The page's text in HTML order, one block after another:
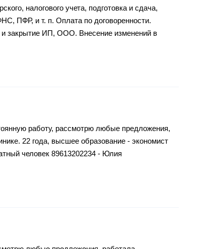
налогового учета, подготовка и сдача,
ПФР, и т. п. Оплата по договоренности.
закрытие ИП, ООО. Внесение изменений в
работу, рассмотрю любые предложения,
22 года, высшее образование - экономист
человек 89613202234 - Юлия